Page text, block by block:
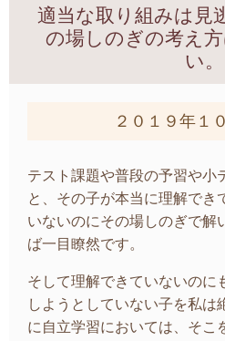
適当な取り組みは見
の場しのぎの考え
い。
２０１９年１
テスト課題や普段の予習や小
と、その子が本当に理解でき
いないのにその場しのぎで解
ば一目瞭然です。
そして理解できていないのに
しようとしていない子を私は
に自立学習においては、そこ